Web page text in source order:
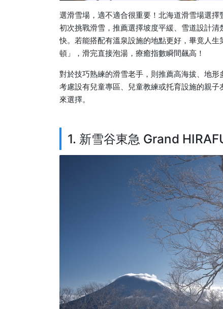
選滑雪場，適不適合很重要！北海道滑雪場選擇
初次挑戰滑雪，推薦選擇坡度平緩、雪道設計
快。若能搭配有溫泉設施的地點更好，畢竟人
頓」，滑完直接泡湯，療癒指數瞬間飆高！
對於技巧熟練的滑雪老手，則推薦高海拔、地
考慮設有兒童專區、兒童教練或托育設施的親
來選擇。
1. 新雪谷東急 Grand